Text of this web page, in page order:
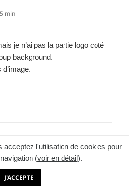
acceptez l'utilisation de cookies pour
(voir en détail).
J'ACCEPTE
min
je n’ai pas la partie logo coté
background.